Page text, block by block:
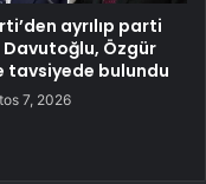
ayrılıp parti
Davutoğlu, Özgür
tavsiyede bulundu
7, 2026